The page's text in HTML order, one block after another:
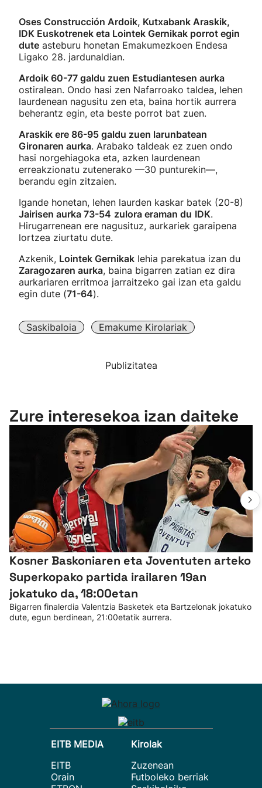
Oses Construcción Ardoik, Kutxabank Araskik,
IDK Euskotrenek eta Lointek Gernikak porrot egin
dute asteburu honetan Emakumezkoen Endesa
Ligako 28. jardunaldian.
Ardoik 60-77 galdu zuen Estudiantesen aurka
ostiralean. Ondo hasi zen Nafarroako taldea, lehen
laurdenean nagusitu zen eta, baina hortik aurrera
beherantz egin, eta beste porrot bat zuen.
Araskik ere 86-95 galdu zuen larunbatean
Gironaren aurka. Arabako taldeak ez zuen ondo
hasi norgehiagoka eta, azken laurdenean
erreakzionatu zutenerako —30 punturekin—,
berandu egin zitzaien.
Igande honetan, lehen laurden kaskar batek (20-8)
Jairisen aurka 73-54 zulora eraman du IDK.
Hirugarrenean ere nagusituz, aurkariek garaipena
lortzea ziurtatu dute.
Azkenik, Lointek Gernikak lehia parekatua izan du
Zaragozaren aurka, baina bigarren zatian ez dira
aurkariaren erritmoa jarraitzeko gai izan eta galdu
egin dute (71-64).
Saskibaloia Emakume Kirolariak
Publizitatea
Zure interesekoa izan daiteke
Kosner Baskoniaren eta Joventuten arteko
Superkopako partida irailaren 19an
jokatuko da, 18:00etan
Bigarren finalerdia Valentzia Basketek eta Bartzelonak jokatuko
dute, egun berdinean, 21:00etatik aurrera.
EITB MEDIA
EITB
Orain
Kirolak
Zuzenean
Futboleko berriak